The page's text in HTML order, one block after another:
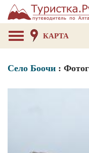
КАРТА
Село Боочи :